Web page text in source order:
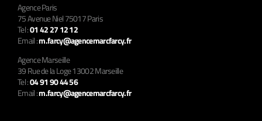
Agence Paris
75 Avenue Niel 75017 Paris
Tel :01 42 27 12 12
Email :m.farcy@agencemarcfarcy.fr
Agence Marseille
39 Rue de la Loge 13002 Marseille
Tel :04 91 90 44 56
Email :m.farcy@agencemarcfarcy.fr